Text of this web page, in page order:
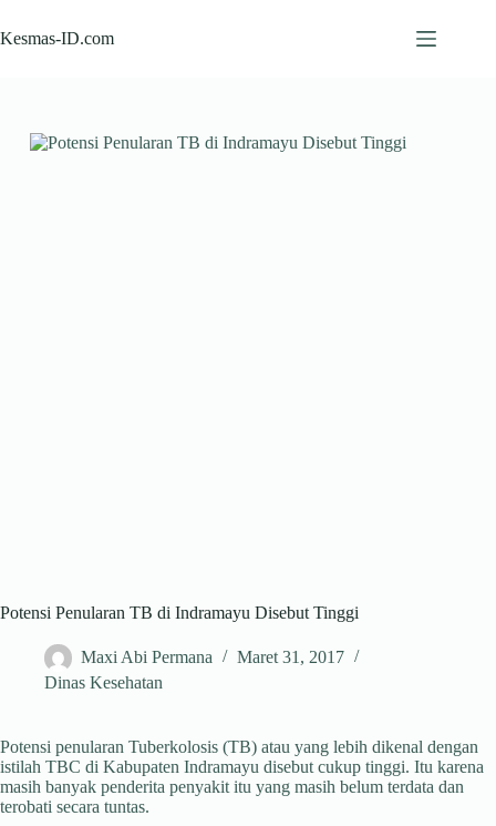
to
content
Kesmas-ID.com
Potensi Penularan TB di Indramayu Disebut Tinggi
Maxi Abi Permana
Maret 31, 2017
Dinas Kesehatan
Potensi penularan Tuberkolosis (TB) atau yang lebih dikenal dengan
istilah TBC di Kabupaten Indramayu disebut cukup tinggi. Itu karena
masih banyak penderita penyakit itu yang masih belum terdata dan
terobati secara tuntas.